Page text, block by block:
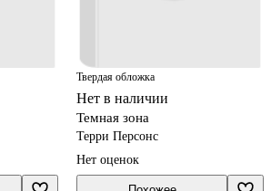
Твердая обложка
Нет в наличии
Темная зона
Терри Персонс
Нет оценок